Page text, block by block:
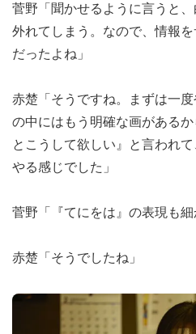
菅野「聞かせるように言うと
外れてしまう。なので、情報
だったよね」
赤楚「そうですね。まずは一
の中にはもう明確な画がある
とこうして欲しい』と言われて
やる感じでした」
菅野「『てにをは』の表現も細
赤楚「そうでしたね」